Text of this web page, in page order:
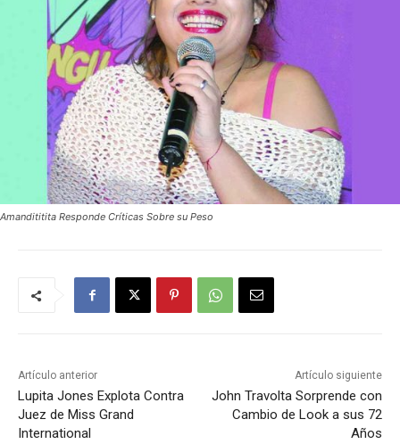
Amandititita Responde Críticas Sobre su Peso
Artículo anterior
Lupita Jones Explota Contra
Juez de Miss Grand
International
Artículo siguiente
John Travolta Sorprende con
Cambio de Look a sus 72
Años